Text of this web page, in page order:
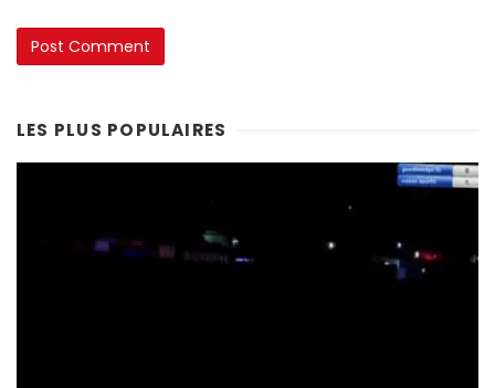
LES PLUS POPULAIRES